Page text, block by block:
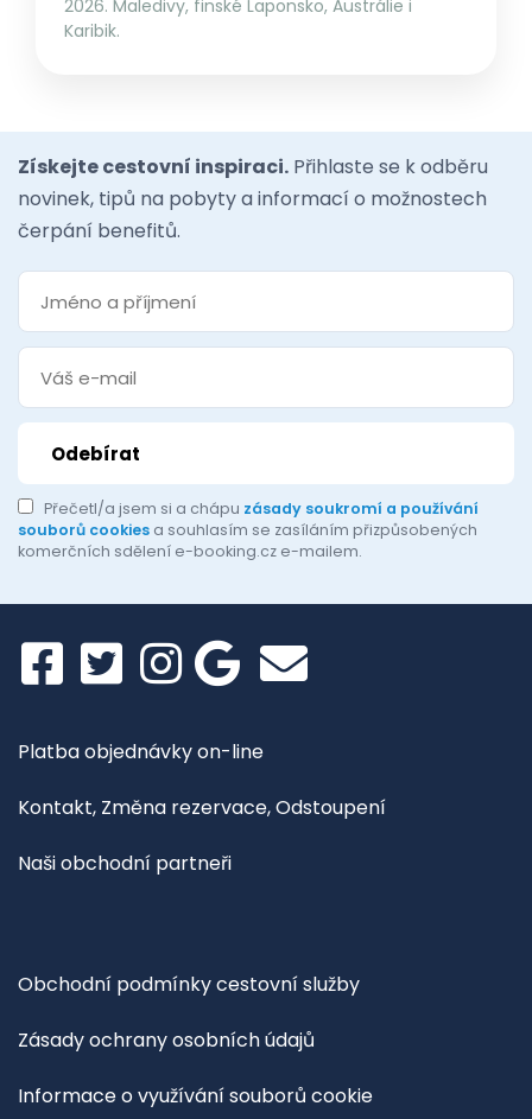
2026. Maledivy, finské Laponsko, Austrálie i
Karibik.
Získejte cestovní inspiraci. Přihlaste se k odběru
novinek, tipů na pobyty a informací o možnostech
čerpání benefitů.
Přečetl/a jsem si a chápu zásady soukromí a používání
souborů cookies a souhlasím se zasíláním přizpůsobených
komerčních sdělení e-booking.cz e-mailem.
Platba objednávky on-line
Kontakt, Změna rezervace, Odstoupení
Naši obchodní partneři
Obchodní podmínky cestovní služby
Zásady ochrany osobních údajů
Informace o využívání souborů cookie